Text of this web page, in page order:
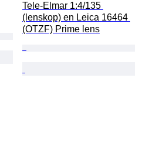
Tele-Elmar 1:4/135
(lenskop) en Leica 16464
(OTZF) Prime lens